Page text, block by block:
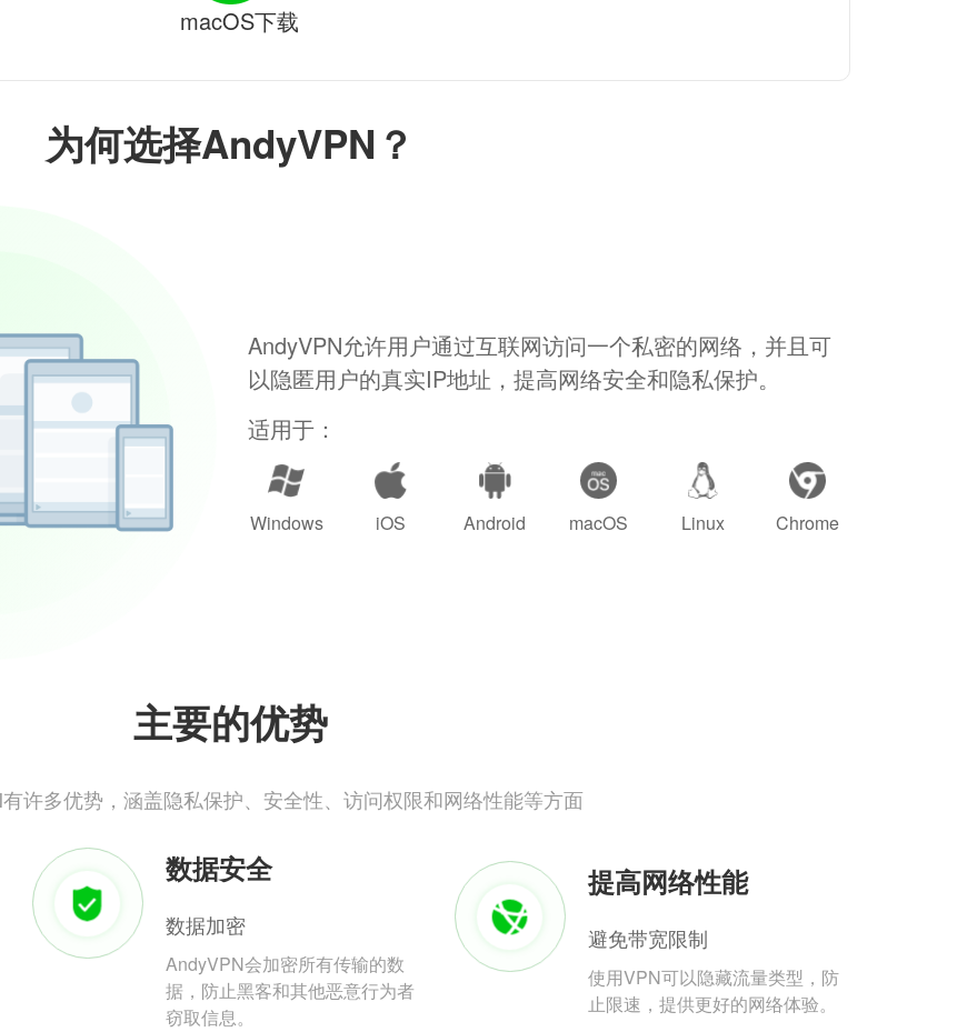
为何选择AndyVPN？
AndyVPN允许用户通过互联网访问一个私密的网络，并且可
以隐匿用户的真实IP地址，提高网络安全和隐私保护。
适用于：
Windows iOS Android macOS Linux Chrome
主要的优势
许多优势，涵盖隐私保护、安全性、访问权限和网络性能等方面
数据安全
数据加密
AndyVPN会加密所有传输的数
据，防止黑客和其他恶意行为者
窃取信息。
提高网络性能
避免带宽限制
使用VPN可以隐藏流量类型，防
止限速，提供更好的网络体验。
macOS下载